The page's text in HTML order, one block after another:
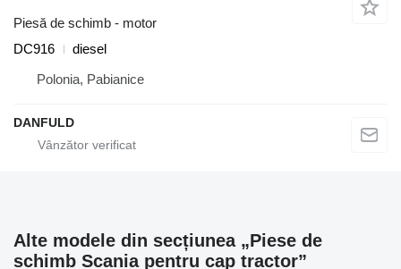
Piesă de schimb - motor
DC916
diesel
Polonia, Pabianice
DANFULD
Alte modele din secțiunea „Piese de
schimb Scania pentru cap tractor”